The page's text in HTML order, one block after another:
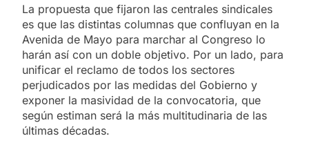
La propuesta que fijaron las centrales sindicales
es que las distintas columnas que confluyan en la
Avenida de Mayo para marchar al Congreso lo
harán así con un doble objetivo. Por un lado, para
unificar el reclamo de todos los sectores
perjudicados por las medidas del Gobierno y
exponer la masividad de la convocatoria, que
según estiman será la más multitudinaria de las
últimas décadas.